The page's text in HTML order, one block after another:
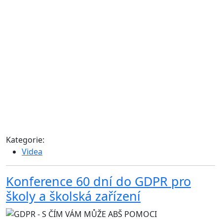
Kategorie:
Videa
Konference 60 dní do GDPR pro
školy a školská zařízení